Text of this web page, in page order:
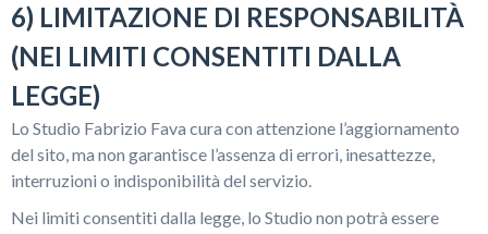
6) LIMITAZIONE DI RESPONSABILITÀ
(NEI LIMITI CONSENTITI DALLA
LEGGE)
Lo Studio Fabrizio Fava cura con attenzione l’aggiornamento
del sito, ma non garantisce l’assenza di errori, inesattezze,
interruzioni o indisponibilità del servizio.
Nei limiti consentiti dalla legge, lo Studio non potrà essere